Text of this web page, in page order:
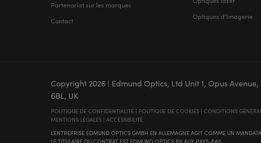
Partenariat sur les marques
Contact
Optiques d'Imagerie
Copyright 2026 | Edmund Optics, Ltd Unit 1, Opus
6BL, UK
POLITIQUE DE CONFIDENTIALITÉ | POLITIQUE DE COOKIES | CONDITIONS
MENTIONS LÉGALES | ACCESSIBILITÉ
L'ENTREPRISE EDMUND OPTICS GMBH EN ALLEMAGNE AGIT COMME UN
LE TITULAIRE DU CONTRAT EST EDMUND OPTICS BV AUX PAYS-BAS.